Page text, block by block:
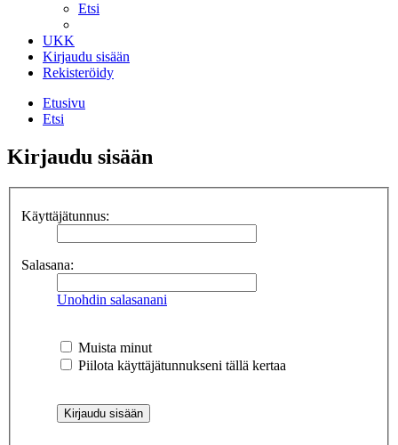
Etsi
UKK
Kirjaudu sisään
Rekisteröidy
Etusivu
Etsi
Kirjaudu sisään
Käyttäjätunnus:
Salasana:
Unohdin salasanani
Muista minut
Piilota käyttäjätunnukseni tällä kertaa